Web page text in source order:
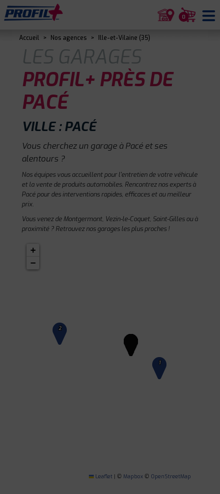
0
Accueil > Nos agences > Ille-et-Vilaine (35)
LES GARAGES
PROFIL+ PRÈS DE
PACÉ
VILLE : PACÉ
Vous cherchez un garage à Pacé et ses
alentours ?
Nos équipes vous accueillent pour l'entretien de votre véhicule
et la vente de produits automobiles. Rencontrez nos experts à
Pacé pour des interventions rapides, efficaces et au meilleur
prix.
Vous venez de Montgermont, Vezin-le-Coquet, Saint-Gilles ou à
proximité ? Retrouvez nos garages les plus proches !
1
2
+
−
Leaflet | © Mapbox © OpenStreetMap